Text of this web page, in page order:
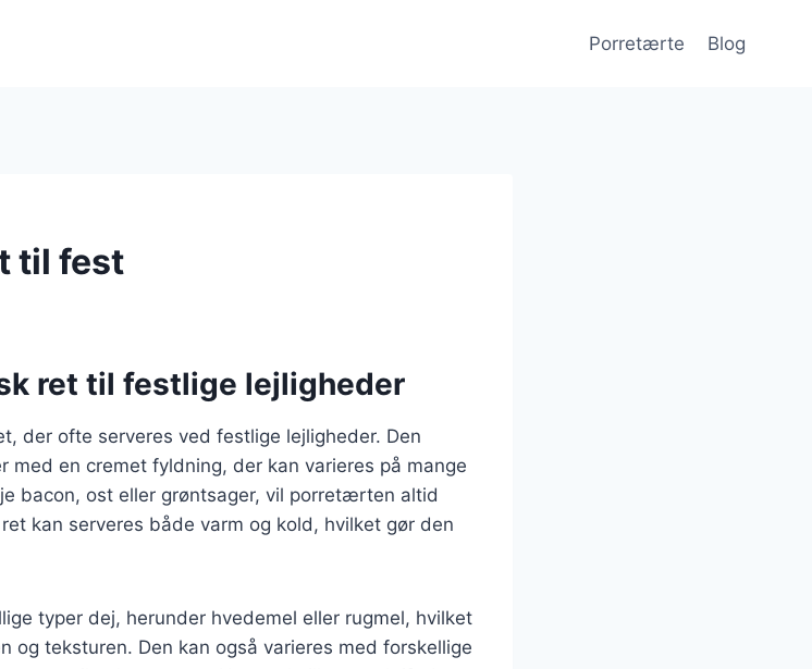
Porretærte Blog
til fest
ret til festlige lejligheder
der ofte serveres ved festlige lejligheder. Den
med en cremet fyldning, der kan varieres på mange
bacon, ost eller grøntsager, vil porretærten altid
kan serveres både varm og kold, hvilket gør den
typer dej, herunder hvedemel eller rugmel, hvilket
og teksturen. Den kan også varieres med forskellige